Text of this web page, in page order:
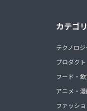
カテゴ
テクノロ
プロダクト
フード・
アニメ・
ファッシ